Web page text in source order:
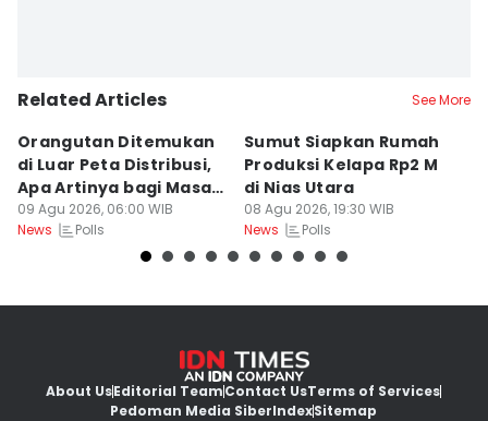
Related Articles See More
Orangutan Ditemukan
di Luar Peta Distribusi,
Apa Artinya bagi Masa
Depan Konservasi?
09 Agu 2026, 06:00 WIB
News
Polls
Sumut Siapkan Rumah
Produksi Kelapa Rp2 M
di Nias Utara
08 Agu 2026, 19:30 WIB
News
Polls
About UsEditorial TeamContact UsTerms of Services
Pedoman Media SiberIndexSitemap